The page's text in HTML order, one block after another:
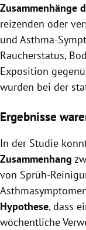
Zusammenhänge
reizenden oder
und Asthma-
Raucherstatus,
Exposition
wurden bei der
Ergebnisse
In der Studie
Zusammenhang
von Sprüh-
Hypothese, dass
wöchentliche